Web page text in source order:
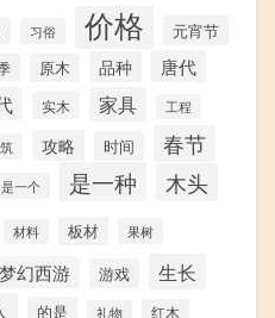
习俗 价格 元宵节
原木 品种 唐代
实木 家具 工程
攻略 时间 春节
是一个 是一种 木头
材料 板材 果树
梦幻西游 游戏 生长
的是 礼物 红木